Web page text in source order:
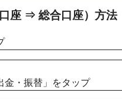
座 ⇒ 総合口座）方法
金・振替」をタップ